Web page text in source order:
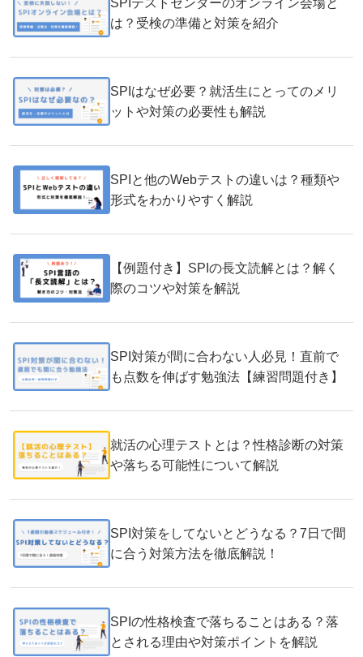
SPIテストセンターのオンライン会場と
は？受検の準備と対策を紹介
SPIはなぜ必要？就活生にとってのメリ
ットや対策の必要性も解説
SPIと他のWebテストの違いは？種類や
形式をわかりやすく解説
【例題付き】SPIの長文読解とは？解く
際のコツや対策を解説
SPI対策が間に合わない人必見！直前で
も点数を伸ばす勉強法【練習問題付き】
就活の心理テストとは？性格診断の対策
や落ちる可能性について解説
SPI対策をしてないとどうなる？7日で間
に合う対策方法を徹底解説！
SPIの性格検査で落ちることはある？落
とされる理由や対策ポイントを解説